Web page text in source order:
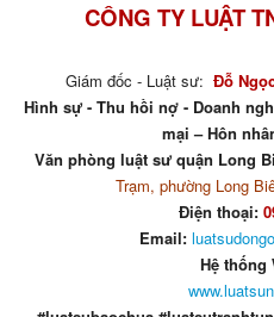
CÔNG TY LUẬT
Giám đốc - Luật sư: Đỗ
Hình sự - Thu hồi nợ - Doanh
mại – Hôn
Văn phòng luật sư quận Long
Trạm, phường Long
Điện thoại:
Email:
Hệ thống